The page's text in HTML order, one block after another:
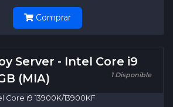
Comprar
Server - Intel Core i9
(MIA)
1 Disponible
Core i9 13900K/13900KF